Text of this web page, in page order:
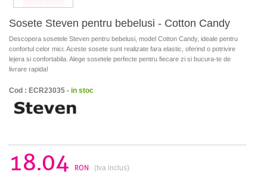
Sosete Steven pentru bebelusi - Cotton Candy
Descopera sosetele Steven pentru bebelusi, model Cotton Candy, ideale pentru
confortul celor mici. Aceste sosete sunt realizate fara elastic, oferind o potrivire
lejera si confortabila. Alege sosetele perfecte pentru fiecare zi si bucura-te de
livrare rapida!
Cod : ECR23035 - in stoc
18.04 RON (tva inclus)